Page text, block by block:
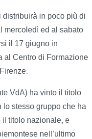
distribuirà in poco più di
mercoledì ed al sabato
il 17 giugno in
al Centro di Formazione
VdA) ha vinto il titolo
stesso gruppo che ha
il titolo nazionale, e
nell’ultimo